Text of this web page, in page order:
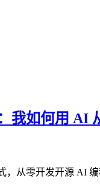
我如何用 AI
，从零开发开源 AI 编